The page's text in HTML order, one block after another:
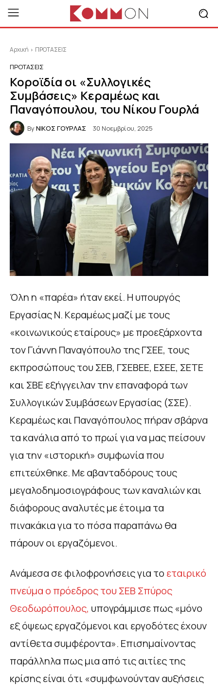
Αρχική ΠΡΟΤΑΣΕΙΣ
ΠΡΟΤΑΣΕΙΣ
Κοροϊδία οι «Συλλογικές
Συμβάσεις» Κεραμέως και
Παναγόπουλου, του Νίκου Γουρλά
ByΝΙΚΟΣ ΓΟΥΡΛΑΣ 30 Νοεμβρίου, 2025
Όλη η «παρέα» ήταν εκεί. Η υπουργός
Εργασίας Ν. Κεραμέως μαζί με τους
«κοινωνικούς εταίρους» με προεξάρχοντα
τον Γιάννη Παναγόπουλο της ΓΣΕΕ, τους
εκπροσώπους του ΣΕΒ, ΓΣΕΒΕΕ, ΕΣΕΕ, ΣΕΤΕ
και ΣΒΕ εξήγγειλαν την επαναφορά των
Συλλογικών Συμβάσεων Εργασίας (ΣΣΕ).
Κεραμέως και Παναγόπουλος πήραν σβάρνα
τα κανάλια από το πρωί για να μας πείσουν
για την «ιστορική» συμφωνία που
επιτεύχθηκε. Με αβανταδόρους τους
μεγαλοδημοσιογράφους των καναλιών και
διάφορους αναλυτές με έτοιμα τα
πινακάκια για το πόσα παραπάνω θα
πάρουν οι εργαζόμενοι.
Ανάμεσα σε φιλοφρονήσεις για το εταιρικό
πνεύμα ο πρόεδρος του ΣΕΒ Σπύρος
Θεοδωρόπουλος, υπογράμμισε πως «μόνο
εξ όψεως εργαζόμενοι και εργοδότες έχουν
αντίθετα συμφέροντα». Επισημαίνοντας
παράλληλα πως μια από τις αιτίες της
κρίσης είναι ότι «συμφωνούνταν αυξήσεις